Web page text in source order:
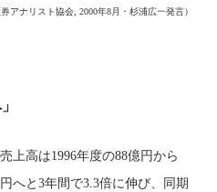
アナリスト協会, 2000年8月・杉浦広一発言）
上高は1996年度の88億円から
へと3年間で3.3倍に伸び、同期